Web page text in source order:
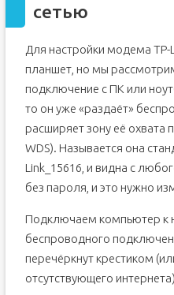
сетью
Для настройки модема
планшет, но мы
подключение с ПК или
то он уже «раздаёт»
расширяет зону её охвата
WDS). Называется она
Link_15616, и видна с
без пароля, и это нужно
Подключаем компьютер к
беспроводного
перечёркнут крестиком
отсутствующего